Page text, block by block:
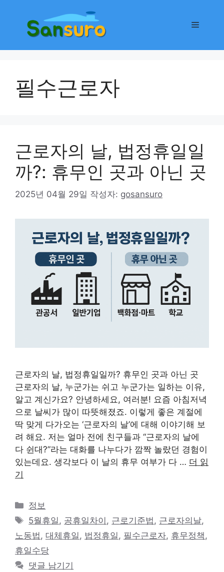
메
필수근로자
근로자의 날, 법정휴일일
까?: 휴무인 곳과 아닌 곳
2025년 04월 29일 작성자: gosansuro
근로자의 날, 법정휴일일까? 휴무인 곳과 아닌 곳
근로자의 날, 누군가는 쉬고 누군가는 일하는 이유,
알고 계신가요? 안녕하세요, 여러분! 요즘 아침저녁
으로 날씨가 많이 따뜻해졌죠. 이렇게 좋은 계절에
딱 맞게 다가오는 ‘근로자의 날’에 대해 이야기해 보
려 해요. 저는 얼마 전에 친구들과 “근로자의 날에
다 쉰대?”라는 대화를 나누다가 깜짝 놀랐던 경험이
있는데요. 생각보다 이 날의 휴무 여부가 다 … 더 읽
기
카
테
리
정보
태
그
5월휴일 , 공휴일차이 , 근로기준법, 근로자의날,
노동법, 대체휴일 , 법정휴일 , 필수근로자, 휴무정책,
휴일수당
댓글 남기기